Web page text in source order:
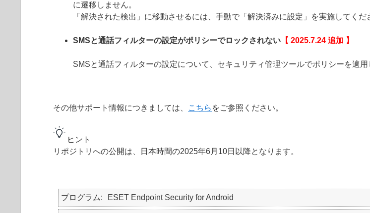
に遷移しません。
「解決された検出」に移動させるには、手動で「解決済みに設定」を実施してくだ
SMSと通話フィルターの設定がポリシーでロックされない 【 2025.7.24 追加 】
SMSと通話フィルターの設定について、セキュリティ管理ツールでポリシーを適
その他サポート情報につきましては、 こちら をご参照ください。
ヒント
リポジトリへの公開は、日本時間の2025年6月10日以降となります。
プログラム ESET Endpoint Security for Android